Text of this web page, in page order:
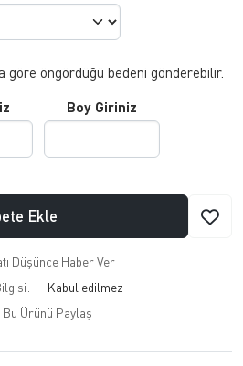
göre öngördüğü bedeni gönderebilir.
Boy Giriniz
Ekle
Düşünce Haber Ver
Bu Ürünü Paylaş